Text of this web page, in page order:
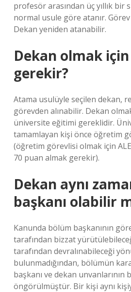
profesör arasından üç yıllık bir
normal usule göre atanır.
Dekan yeniden atanabilir.
Dekan olmak
gerekir?
Atama usulüyle seçilen dekan,
görevden alınabilir. Dekan
üniversite eğitimi gereklidir.
tamamlayan kişi önce öğretim
(öğretim görevlisi olmak için
70 puan almak gerekir).
Dekan aynı
başkanı olabilir
Kanunda bölüm başkanının
tarafından bizzat
tarafından devralınabileceği
bulunmadığından, bölümün
başkanı ve dekan unvanlarının
öngörülmüştür. Bir kişi aynı